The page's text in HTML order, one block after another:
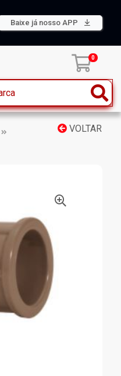
Baixe já nosso APP
0
VOLTAR